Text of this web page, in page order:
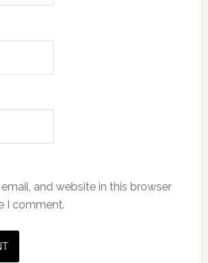
and website in this browser
I comment.